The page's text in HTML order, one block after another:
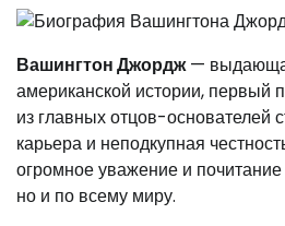
Вашингтон Джордж—
американской истории, первый
из главных отцов-основателей
карьера и неподкупная
огромное уважение и
но и по всему миру.